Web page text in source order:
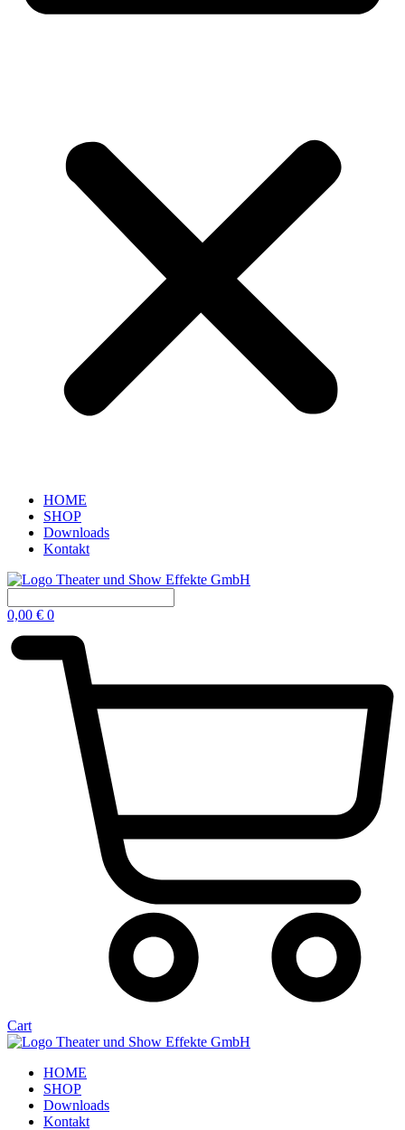
HOME
SHOP
Downloads
Kontakt
0,00 € 0
Cart
HOME
SHOP
Downloads
Kontakt